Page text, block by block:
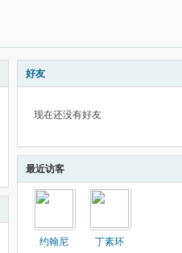
好友
现在还没有好友
最近访客
约翰尼
丁素环